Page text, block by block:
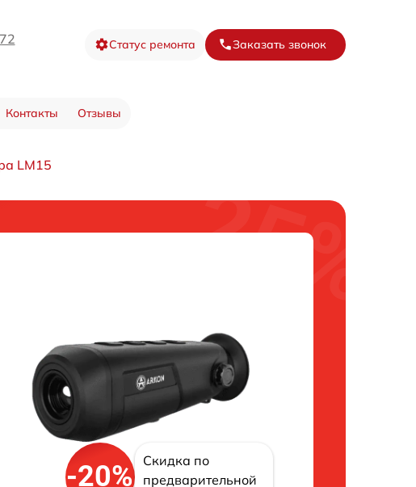
Статус ремонта Заказать звонок
Контакты Отзывы
LM15
-20%
Скидка по
предварительной